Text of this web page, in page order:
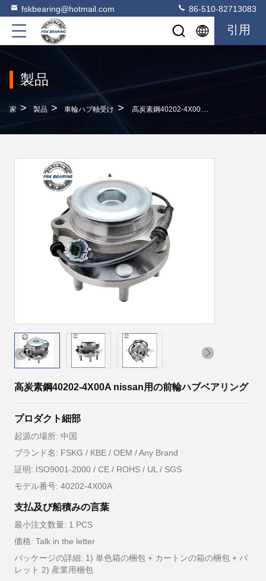
fskbearing@hotmail.com 86-510-82713083
引用
製品
家 > 製品 > 車輪ハブ軸受け > 高炭素鋼40202-4X00A Nissan用の前輪ハブベアリング
高炭素鋼40202-4X00A nissan用の前輪ハブベアリング
プロダクト細部
起源の場所: 中国
ブランド名: FSKG / KBE / OEM / Any Brand
証明: ISO9001-2000 / CE / ROHS / UL / SGS
モデル番号: 40202-4X00A
支払及び船積みの言葉
最小注文数量: 1 PCS
価格: Talk in the letter
パッケージの詳細: 1) 単色箱の梱包 + カートンの箱の梱包 + パ
レット 2) 産業用梱包